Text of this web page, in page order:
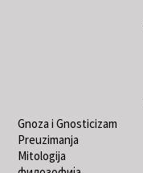
Gnoza i Gnosticizam
Preuzimanja
Mitologija